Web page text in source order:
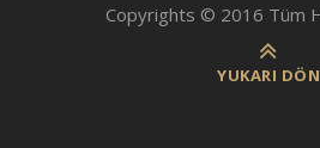
Copyrights © 2016 Tüm
YUKARI DÖN